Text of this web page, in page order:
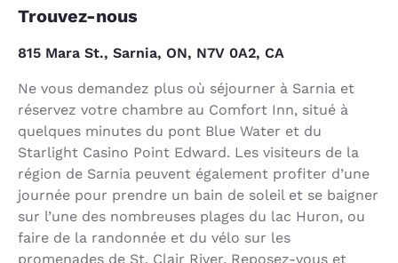
Trouvez-nous
815 Mara St., Sarnia, ON, N7V 0A2, CA
Ne vous demandez plus où séjourner à Sarnia et
réservez votre chambre au Comfort Inn, situé à
quelques minutes du pont Blue Water et du
Starlight Casino Point Edward. Les visiteurs de la
région de Sarnia peuvent également profiter d’une
journée pour prendre un bain de soleil et se baigner
sur l’une des nombreuses plages du lac Huron, ou
faire de la randonnée et du vélo sur les
promenades de St. Clair River. Reposez-vous et